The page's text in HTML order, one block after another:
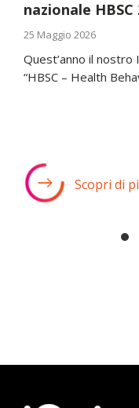
nazionale HBSC
25 Maggio 2026
Quest’anno il
“HBSC – Health
Scopri di